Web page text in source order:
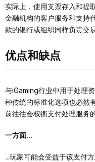
实际上，使用支票存入和提
金融机构的客户服务和支持
款的银行或组织同样负责交
优点和缺点
与iGaming行业中用于处理
种传统的标准化选项也必然
前往往会权衡支付处理服务
一方面...
...玩家可能会受益于该支付